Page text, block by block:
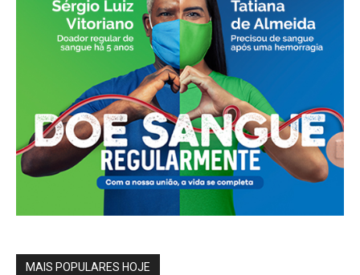
MAIS POPULARES HOJE